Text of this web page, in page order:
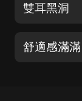
雙耳黑洞
舒適感滿滿